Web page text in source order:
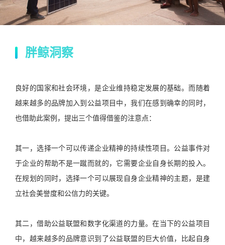
胖鲸洞察
良好的国家和社会环境，是企业维持稳定发展的基础。而随着
越来越多的品牌加入到公益项目中，我们在感到确幸的同时，
也借助此案例，提出三个值得借鉴的注意点：
其一，选择一个可以传递企业精神的持续性项目。公益事件对
于企业的帮助不是一蹴而就的，它需要企业自身长期的投入。
在规划的同时，选择一个可以展现自身企业精神的主题，是建
立社会美誉度和公信力的关键。
其二，借助公益联盟和数字化渠道的力量。在当下的公益项目
中，越来越多的品牌意识到了公益联盟的巨大价值，比起自身